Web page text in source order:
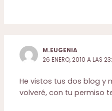
M.EUGENIA
26 ENERO, 2010 A LAS
He vistos tus dos blog y
volveré, con tu permiso